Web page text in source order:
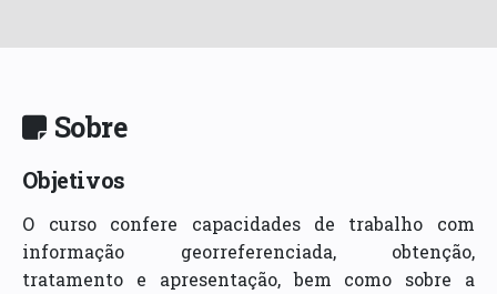
Sobre
Objetivos
O curso confere capacidades de trabalho com
informação georreferenciada, obtenção,
tratamento e apresentação, bem como sobre a